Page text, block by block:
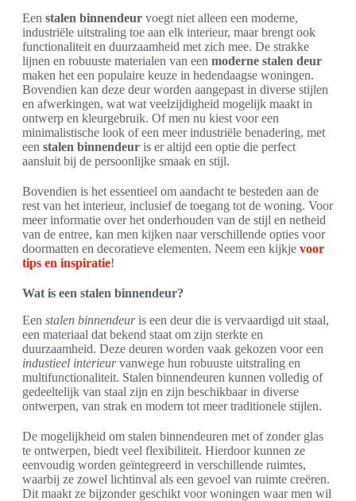
Een stalen binnendeur voegt niet alleen een moderne,
industriële uitstraling toe aan elk interieur, maar brengt ook
functionaliteit en duurzaamheid met zich mee. De strakke
lijnen en robuuste materialen van een moderne stalen deur
maken het een populaire keuze in hedendaagse woningen.
Bovendien kan deze deur worden aangepast in diverse stijlen
en afwerkingen, wat wat veelzijdigheid mogelijk maakt in
ontwerp en kleurgebruik. Of men nu kiest voor een
minimalistische look of een meer industriële benadering, met
een stalen binnendeur is er altijd een optie die perfect
aansluit bij de persoonlijke smaak en stijl.
Bovendien is het essentieel om aandacht te besteden aan de
rest van het interieur, inclusief de toegang tot de woning. Voor
meer informatie over het onderhouden van de stijl en netheid
van de entree, kan men kijken naar verschillende opties voor
doormatten en decoratieve elementen. Neem een kijkje voor
tips en inspiratie!
Wat is een stalen binnendeur?
Een stalen binnendeuris een deur die is vervaardigd uit staal,
een materiaal dat bekend staat om zijn sterkte en
duurzaamheid. Deze deuren worden vaak gekozen voor een
industieel interieurvanwege hun robuuste uitstraling en
multifunctionaliteit. Stalen binnendeuren kunnen volledig of
gedeeltelijk van staal zijn en zijn beschikbaar in diverse
ontwerpen, van strak en modern tot meer traditionele stijlen.
De mogelijkheid om stalen binnendeuren met of zonder glas
te ontwerpen, biedt veel flexibiliteit. Hierdoor kunnen ze
eenvoudig worden geïntegreerd in verschillende ruimtes,
waarbij ze zowel lichtinval als een gevoel van ruimte creëren.
Dit maakt ze bijzonder geschikt voor woningen waar men wil